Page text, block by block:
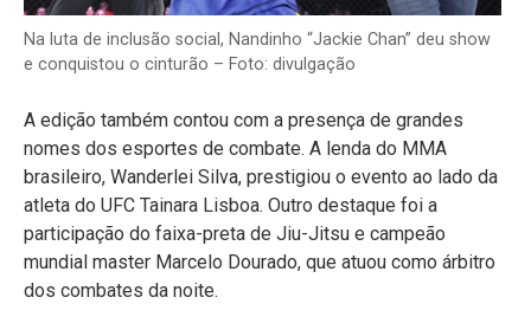
Na luta de inclusão social, Nandinho “Jackie Chan” deu show
e conquistou o cinturão – Foto: divulgação
A edição também contou com a presença de grandes
nomes dos esportes de combate. A lenda do MMA
brasileiro, Wanderlei Silva, prestigiou o evento ao lado da
atleta do UFC Tainara Lisboa. Outro destaque foi a
participação do faixa-preta de Jiu-Jitsu e campeão
mundial master Marcelo Dourado, que atuou como árbitro
dos combates da noite.